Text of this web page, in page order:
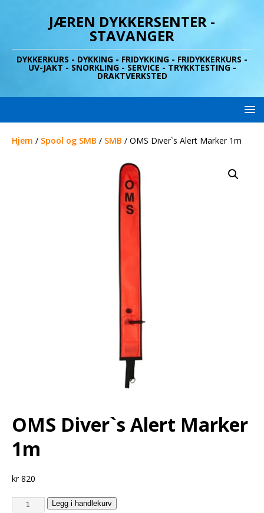
JÆREN DYKKERSENTER -
STAVANGER
DYKKERKURS - DYKKING - FRIDYKKING - FRIDYKKERKURS -
UV-JAKT - SNORKLING - SERVICE - TRYKKTESTING -
DRAKTVERKSTED
Hjem / Spool og SMB / SMB / OMS Diver`s Alert Marker 1m
OMS Diver`s Alert Marker
1m
kr820
Legg i handlekurv